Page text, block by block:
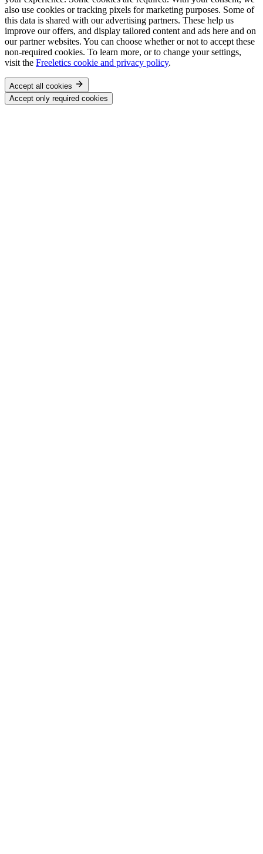
also use cookies or tracking pixels for marketing purposes. Some of
this data is shared with our advertising partners. These help us
improve our offers, and display tailored content and ads here and on
our partner websites. You can choose whether or not to accept these
non-required cookies. To learn more, or to change your settings,
visit the Freeletics cookie and privacy policy.
Accept all cookies
Accept only required cookies